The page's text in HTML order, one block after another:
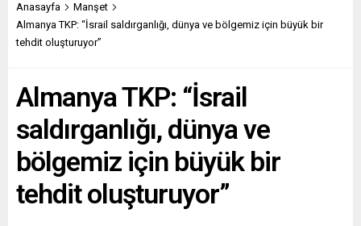
Anasayfa
Manşet
Almanya TKP: “İsrail saldırganlığı, dünya ve bölgemiz için büyük bir
tehdit oluşturuyor”
Almanya TKP: “İsrail
saldırganlığı, dünya ve
bölgemiz için büyük bir
tehdit oluşturuyor”